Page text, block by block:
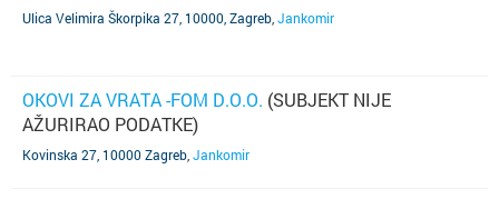
Ulica Velimira Škorpika 27, 10000, Zagreb Jankomir
OKOVI ZA VRATA -FOM D.O.O. (SUBJEKT NIJE
AŽURIRAO PODATKE)
Kovinska 27, 10000 Zagreb Jankomir